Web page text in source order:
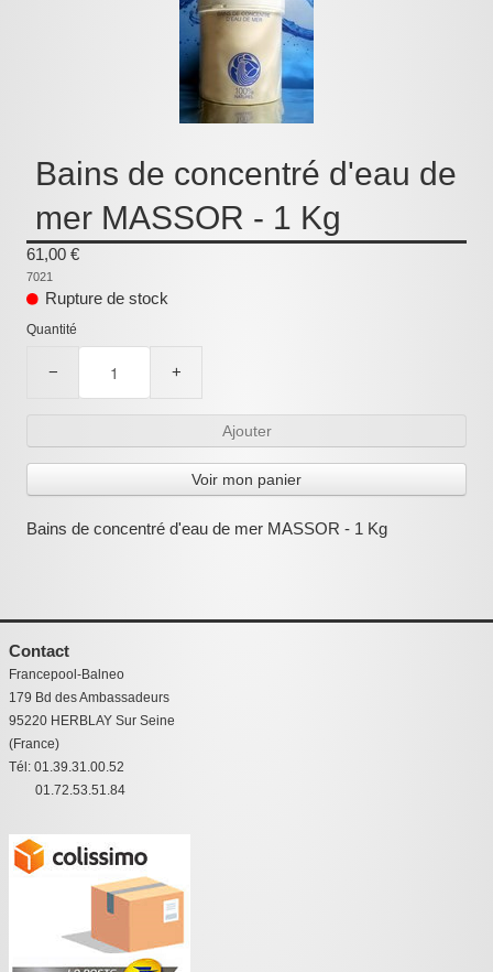
Pour le bain
Prestations Atelier
Les bonnes affaires
Composants électroniques
F.A.Q (Foire aux questions)
Bains de concentré d'eau de
mer MASSOR - 1 Kg
61,00 €
7021
Rupture de stock
Quantité
− +
Ajouter
Voir mon panier
Bains de concentré d'eau de mer MASSOR - 1 Kg
Contact
Francepool-Balneo
179 Bd des Ambassadeurs
95220 HERBLAY Sur Seine
(France)
Tél: 01.39.31.00.52
01.72.53.51.84